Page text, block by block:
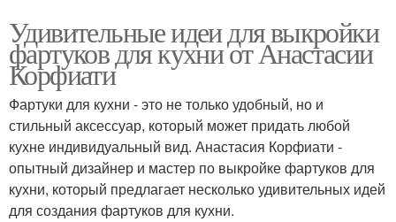
Удивительные идеи для выкройки
фартуков для кухни от Анастасии
Корфиати
Фартуки для кухни - это не только удобный, но и
стильный аксессуар, который может придать любой
кухне индивидуальный вид. Анастасия Корфиати -
опытный дизайнер и мастер по выкройке фартуков для
кухни, который предлагает несколько удивительных идей
для создания фартуков для кухни.